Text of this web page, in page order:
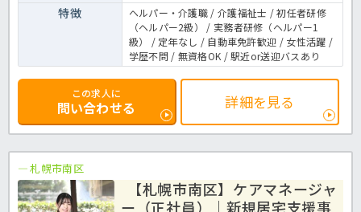
特徴
ヘルパー・介護職 / 介護福祉士 / 初任者研修
（ヘルパー2級） / 実務者研修（ヘルパー1
級） / 定年なし / 自動車免許歓迎 / 女性活躍 /
学歴不問 / 無資格OK / 駅近or送迎バスあり
この求人に
問い合わせる 詳細を見る
札幌市南区
【札幌市南区】ケアマネージャ
ー（正社員）｜新規居宅支援事